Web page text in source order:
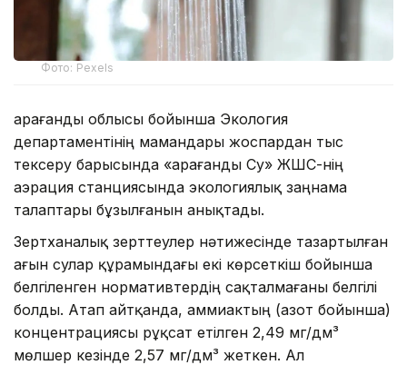
Фото: Pexels
Қарағанды облысы бойынша Экология
департаментінің мамандары жоспардан тыс
тексеру барысында «Қарағанды Су» ЖШС-нің
аэрация станциясында экологиялық заңнама
талаптары бұзылғанын анықтады.
Зертханалық зерттеулер нәтижесінде тазартылған
ағын сулар құрамындағы екі көрсеткіш бойынша
белгіленген нормативтердің сақталмағаны белгілі
болды. Атап айтқанда, аммиактың (азот бойынша)
концентрациясы рұқсат етілген 2,49 мг/дм³
мөлшер кезінде 2,57 мг/дм³ жеткен. Ал